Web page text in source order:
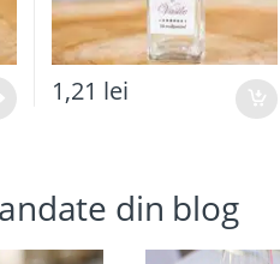
1,21 lei
din blog